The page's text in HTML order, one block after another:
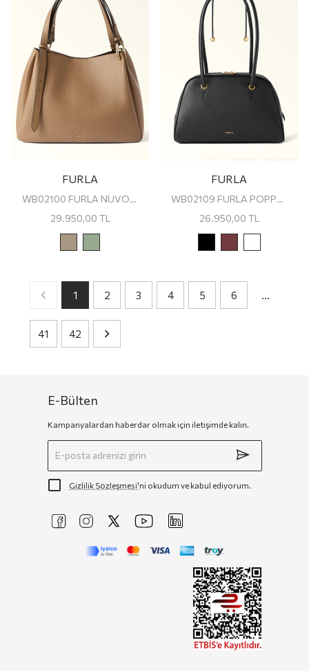
FURLA
WB02100 FURLA NUVOLA L TOTE
29.950,00 TL
FURLA
WB02109 FURLA POPPY M DOME
26.950,00 TL
1 2 3 4 5 6
41 42
E-Bülten
Kampanyalardan haberdar olmak için iletişimde kalın.
Gizlilik Sözleşmesi'ni okudum ve kabul ediyorum.